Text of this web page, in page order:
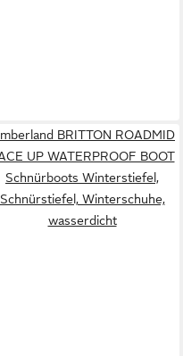
BRITTON ROADMID
UP WATERPROOF BOOT
Schnürboots Winterstiefel,
Schnürstiefel, Winterschuhe,
wasserdicht